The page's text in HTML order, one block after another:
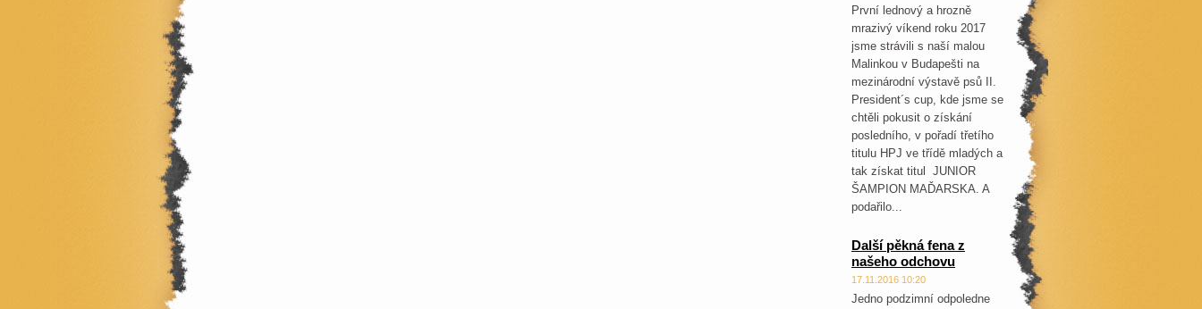
První lednový a hrozně
mrazivý víkend roku 2017
jsme strávili s naší malou
Malinkou v Budapešti na
mezinárodní výstavě psů II.
President´s cup, kde jsme se
chtěli pokusit o získání
posledního, v pořadí třetího
titulu HPJ ve třídě mladých a
tak získat titul JUNIOR
ŠAMPION MAĎARSKA. A
podařilo...
Další pěkná fena z
našeho odchovu
17.11.2016 10:20
Jedno podzimní odpoledne